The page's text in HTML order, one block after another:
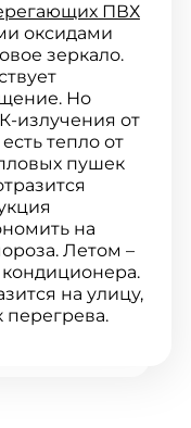
ПВХ
оксидами
зеркало.
Но
излучения от
тепло от
пушек
на
Летом –
кондиционера.
на улицу,
перегрева.